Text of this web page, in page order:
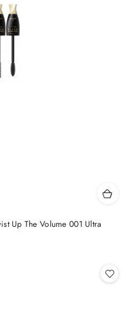
Up The Volume 001 Ultra